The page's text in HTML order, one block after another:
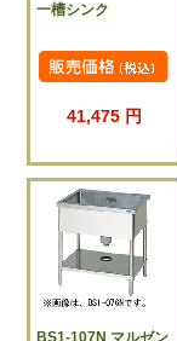
一槽シンク
41,475 円